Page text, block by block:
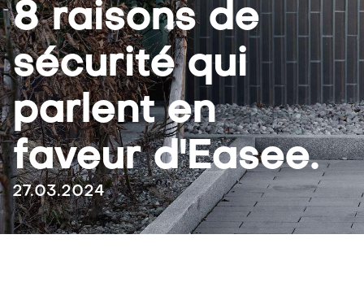
8 raisons de
sécurité qui
parlent en
faveur d'Easee.
27.03.2024